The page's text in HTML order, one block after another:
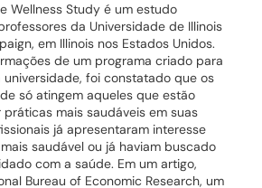
Wellness Study é um estudo
da Universidade de Illinois
em Illinois nos Estados Unidos.
de um programa criado para
foi constatado que os
só atingem aqueles que estão
mais saudáveis em suas
já apresentaram interesse
saudável ou já haviam buscado
com a saúde. Em um artigo,
Bureau of Economic Research, um